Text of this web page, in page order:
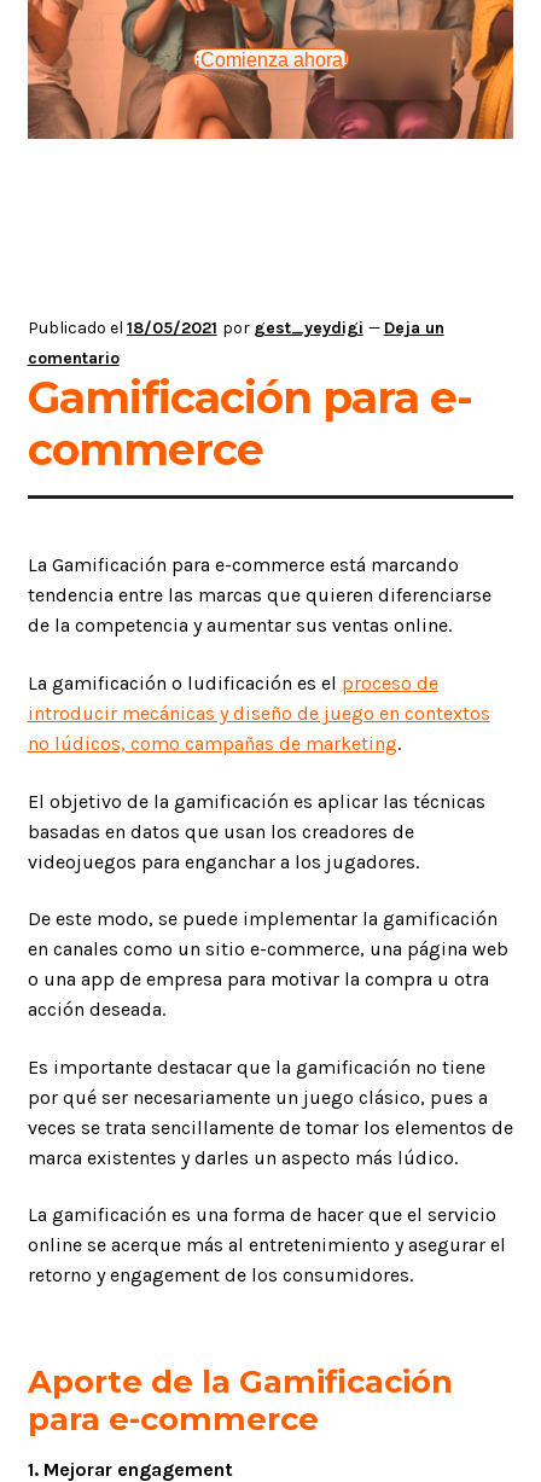
¡Comienza ahora!
Publicado el 18/05/2021 por gest_yeydigi — Deja un
comentario
Gamificación para e-
commerce
La Gamificación para e-commerce está marcando
tendencia entre las marcas que quieren diferenciarse
de la competencia y aumentar sus ventas online.
La gamificación o ludificación es el proceso de
introducir mecánicas y diseño de juego en contextos
no lúdicos, como campañas de marketing.
El objetivo de la gamificación es aplicar las técnicas
basadas en datos que usan los creadores de
videojuegos para enganchar a los jugadores.
De este modo, se puede implementar la gamificación
en canales como un sitio e-commerce, una página web
o una app de empresa para motivar la compra u otra
acción deseada.
Es importante destacar que la gamificación no tiene
por qué ser necesariamente un juego clásico, pues a
veces se trata sencillamente de tomar los elementos de
marca existentes y darles un aspecto más lúdico.
La gamificación es una forma de hacer que el servicio
online se acerque más al entretenimiento y asegurar el
retorno y engagement de los consumidores.
Aporte de la Gamificación
para e-commerce
1. Mejorar engagement